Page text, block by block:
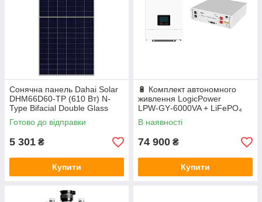
Сонячна панель Dahai Solar
DHM66D60-TP (610 Вт) N-
Type Bifacial Double Glass
Готово до відправки
5 301 ₴
Купити
🔋 Комплект автономного
живлення LogicPower
LPW‑GY‑6000VA + LiFePO₄
акумулятор Deye SE‑G5.1
Pro‑B
В наявності
74 900 ₴
Купити